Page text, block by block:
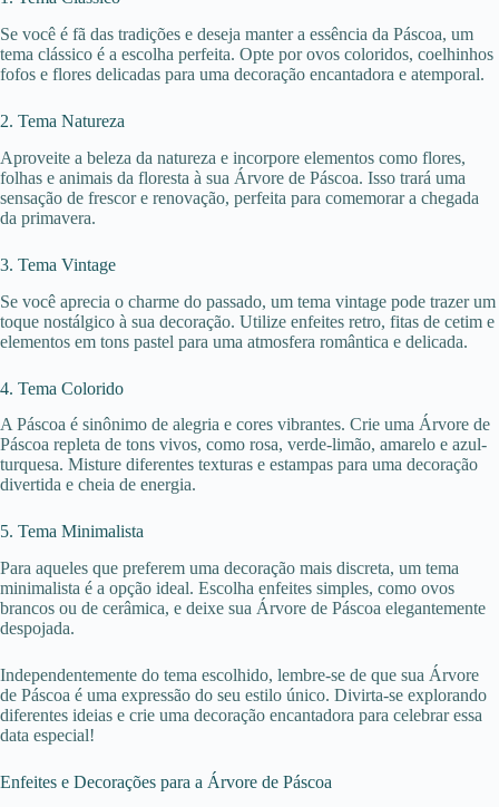
Se você é fã das tradições e deseja manter a essência da Páscoa, um
tema clássico é a escolha perfeita. Opte por ovos coloridos, coelhinhos
fofos e flores delicadas para uma decoração encantadora e atemporal.
2. Tema Natureza
Aproveite a beleza da natureza e incorpore elementos como flores,
folhas e animais da floresta à sua Árvore de Páscoa. Isso trará uma
sensação de frescor e renovação, perfeita para comemorar a chegada
da primavera.
3. Tema Vintage
Se você aprecia o charme do passado, um tema vintage pode trazer um
toque nostálgico à sua decoração. Utilize enfeites retro, fitas de cetim e
elementos em tons pastel para uma atmosfera romântica e delicada.
4. Tema Colorido
A Páscoa é sinônimo de alegria e cores vibrantes. Crie uma Árvore de
Páscoa repleta de tons vivos, como rosa, verde-limão, amarelo e azul-
turquesa. Misture diferentes texturas e estampas para uma decoração
divertida e cheia de energia.
5. Tema Minimalista
Para aqueles que preferem uma decoração mais discreta, um tema
minimalista é a opção ideal. Escolha enfeites simples, como ovos
brancos ou de cerâmica, e deixe sua Árvore de Páscoa elegantemente
despojada.
Independentemente do tema escolhido, lembre-se de que sua Árvore
de Páscoa é uma expressão do seu estilo único. Divirta-se explorando
diferentes ideias e crie uma decoração encantadora para celebrar essa
data especial!
Enfeites e Decorações para a Árvore de Páscoa